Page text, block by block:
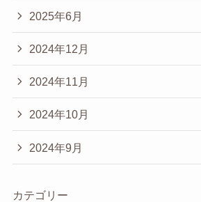
2025年6月
2024年12月
2024年11月
2024年10月
2024年9月
カテゴリー